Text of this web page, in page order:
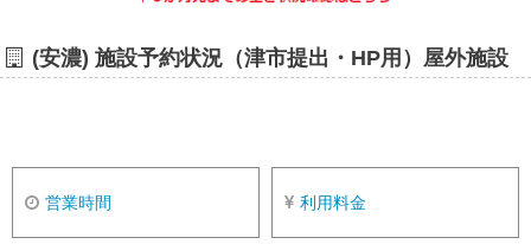
(安濃) 施設予約状況（津市提出・HP用）屋外施設
営業時間 利用料金